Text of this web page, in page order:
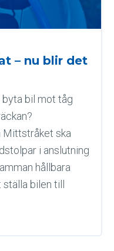
– nu blir det
byta bil mot tåg
Mittstråket ska
i anslutning
hållbara
bilen till